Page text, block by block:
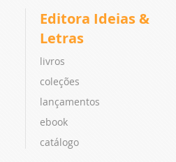
Editora Ideias &
Letras
livros
coleções
lançamentos
ebook
catálogo